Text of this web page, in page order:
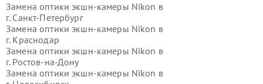
Замена оптики экшн-камеры Nikon в
г. Санкт-Петербург
Замена оптики экшн-камеры Nikon в
г. Краснодар
Замена оптики экшн-камеры Nikon в
г. Ростов-на-Дону
Замена оптики экшн-камеры Nikon в